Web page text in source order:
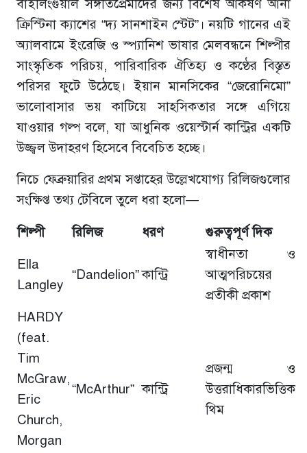
বাইলিংগুয়াল সঙ্গীতপ্রেমীদের জন্য বিশেষ আকর্ষণ আনা
ক্রিস্টিনা ক্যাশের “দ্য সানশাইন স্টেট”। নয়টি গানের এই
অ্যালবামে ইংরেজি ও স্প্যানিশ ভাষার মেলবন্ধনে শিল্পীর
সাংস্কৃতিক পরিচয়, পারিবারিক ঐতিহ্য ও কণ্ঠের বিস্তৃত
পরিসর ফুটে উঠেছে। ইয়ান মানসিকের “জেরোনিমো”
ভালোবাসার ভয় কাটিয়ে সাহসিকতার সঙ্গে এগিয়ে
যাওয়ার গল্প বলে, যা আধুনিক ওয়েস্টার্ন কান্ট্রির একটি
উজ্জ্বল উদাহরণ হিসেবে বিবেচিত হচ্ছে।
নিচে ফেব্রুয়ারির প্রথম সপ্তাহের উল্লেখযোগ্য রিলিজগুলোর
সংক্ষিপ্ত তথ্য টেবিলে তুলে ধরা হলো—
শিল্পী রিলিজ ধরণ গুরুত্বপূর্ণ দিক
Ella
Langley
“Dandelion”কান্ট্রি
স্বাধীনতা ও
আত্মপরিচয়ের
প্রতীকী প্রকাশ
HARDY
(feat.
Tim
McGraw,
Eric
Church,
Morgan
“McArthur” কান্ট্রি
প্রজন্ম ও
উত্তরাধিকারভিত্তিক
থিম